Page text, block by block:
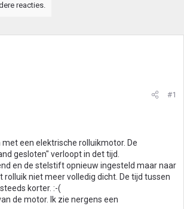
reacties.
#1
met een elektrische rolluikmotor. De
gesloten" verloopt in det tijd.
en de stelstift opnieuw ingesteld maar naar
rolluik niet meer volledig dicht. De tijd tussen
korter. :-(
de motor. Ik zie nergens een